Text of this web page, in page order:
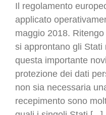
Il regolamento
applicato
maggio 2018.
si approntano gli Stati
questa importante
protezione dei dati
non sia necessaria
recepimento sono